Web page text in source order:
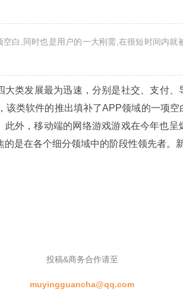
白,同时也是用户的一大刚需,在很短时间内就
类发展最为迅速，分别是社交、支付、
该类软件的推出填补了APP领域的一项空
此外，移动端的网络游戏游戏在今年也呈
是在各个细分领域中的阶段性领先者。
投稿&商务合作请至
muyingguancha@qq.com